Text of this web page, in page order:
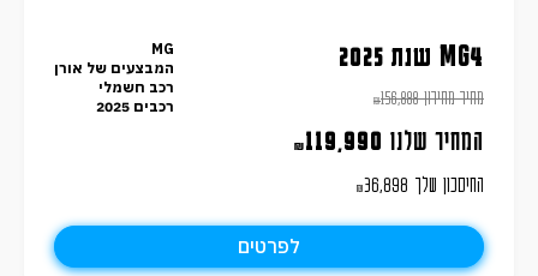
MG4 שנת 2025
מחיר מחירון ₪156,888
המחיר שלנו ₪119,990
החיסכון שלך ₪36,898
MG
המבצעים של אורן
רכב חשמלי
רכבים 2025
לפרטים